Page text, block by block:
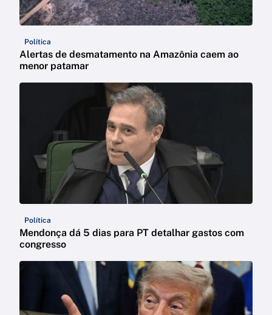
Política
Alertas de desmatamento na Amazônia caem ao
menor patamar
Política
Mendonça dá 5 dias para PT detalhar gastos com
congresso